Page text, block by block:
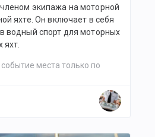
экипажа на моторной
яхте. Он включает в себя
водный спорт для моторных
яхт.
места только по